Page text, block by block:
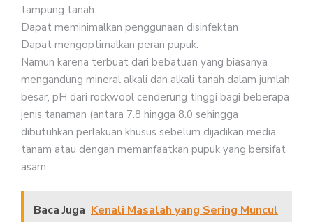
tampung tanah.
Dapat meminimalkan penggunaan disinfektan
Dapat mengoptimalkan peran pupuk.
Namun karena terbuat dari bebatuan yang biasanya
mengandung mineral alkali dan alkali tanah dalam jumlah
besar, pH dari rockwool cenderung tinggi bagi beberapa
jenis tanaman (antara 7.8 hingga 8.0 sehingga
dibutuhkan perlakuan khusus sebelum dijadikan media
tanam atau dengan memanfaatkan pupuk yang bersifat
asam.
Baca Juga Kenali Masalah yang Sering Muncul